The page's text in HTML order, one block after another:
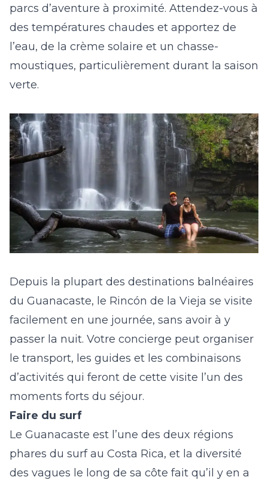
parcs d’aventure à proximité. Attendez-vous à
des températures chaudes et apportez de
l’eau, de la crème solaire et un chasse-
moustiques, particulièrement durant la saison
verte.
Depuis la plupart des destinations balnéaires
du Guanacaste, le Rincón de la Vieja se visite
facilement en une journée, sans avoir à y
passer la nuit. Votre concierge peut organiser
le transport, les guides et les combinaisons
d’activités qui feront de cette visite l’un des
moments forts du séjour.
Faire du surf
Le Guanacaste est l’une des deux régions
phares du surf au Costa Rica, et la diversité
des vagues le long de sa côte fait qu’il y en a